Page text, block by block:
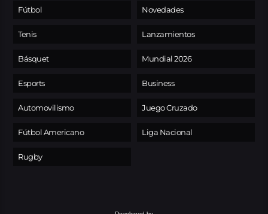
Fútbol
Tenis
Básquet
Esports
Automovilismo
Fútbol Americano
Rugby
Novedades
Lanzamientos
Mundial 2026
Business
Juego Cruzado
Liga Nacional